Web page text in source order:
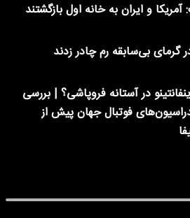
و ایران به خانه اول بازگشتند
گرمای بی‌سابقه رم چادر زدند
در آستانه فروپاشی؟ | بررسی
فوتبال جهان پیش از